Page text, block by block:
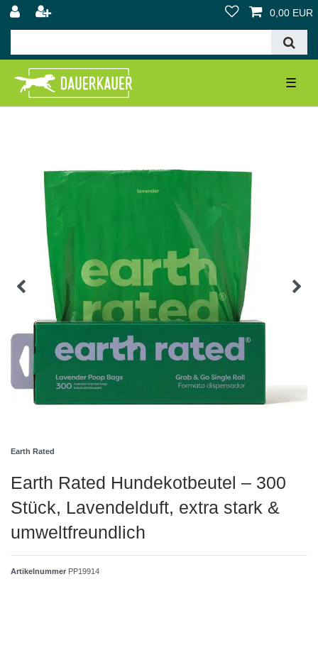
0,00 EUR
☰
Earth Rated
Earth Rated Hundekotbeutel – 300
Stück, Lavendelduft, extra stark &
umweltfreundlich
Artikelnummer PP19914